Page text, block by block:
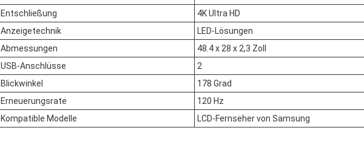
Entschließung
4K Ultra HD
Anzeigetechnik
LED-Lösungen
Abmessungen
48.4 x 28 x 2,3 Zoll
USB-Anschlüsse
2
Blickwinkel
178 Grad
Erneuerungsrate
120 Hz
Kompatible Modelle
LCD-Fernseher von Samsung